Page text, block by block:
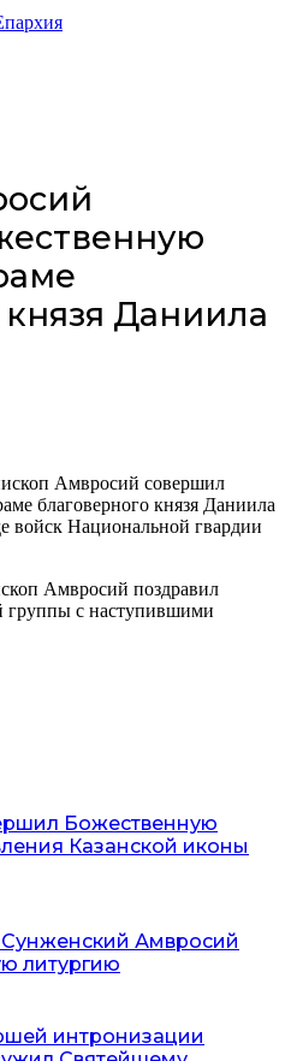
Даниила
Амвросий совершил
благоверного князя Даниила
войск Национальной гвардии
Амвросий поздравил
группы с наступившими
Божественную
Казанской иконы
Сунженский Амвросий
литургию
интронизации